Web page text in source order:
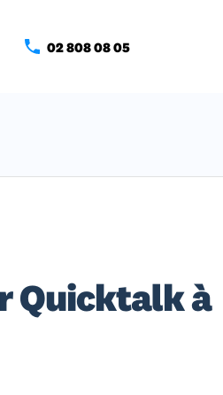
02 808 08 05
Quicktalk à